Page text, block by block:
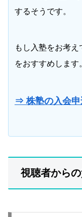
するそうです。
もし入塾をお考
をおすすめします
⇒ 株塾の入会申
視聴者から